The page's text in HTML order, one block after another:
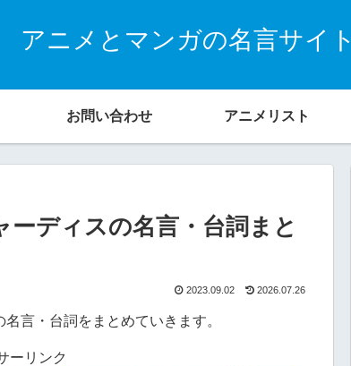
アニメとマンガの名言サイト
お問い合わせ アニメリスト
ーディスの名言・台詞まと
2023.09.02 2026.07.26
言・台詞をまとめていきます。
ーリンク